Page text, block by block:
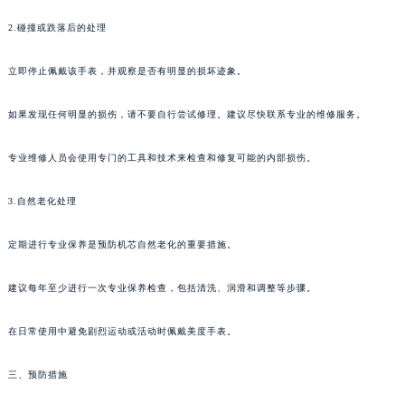
2.碰撞或跌落后的处理
立即停止佩戴该手表，并观察是否有明显的损坏迹象。
如果发现任何明显的损伤，请不要自行尝试修理。建议尽快联系专业的维修服务。
专业维修人员会使用专门的工具和技术来检查和修复可能的内部损伤。
3.自然老化处理
定期进行专业保养是预防机芯自然老化的重要措施。
建议每年至少进行一次专业保养检查，包括清洗、润滑和调整等步骤。
在日常使用中避免剧烈运动或活动时佩戴美度手表。
三、预防措施